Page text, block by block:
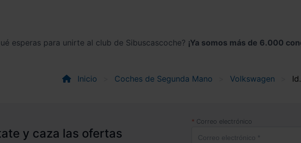
esperas para unirte al club de Sibuscascoche? ¡Ya somos más de 6.000
Inicio Coches de Segunda Mano Volkswagen
y caza las ofertas
Correo electrónico